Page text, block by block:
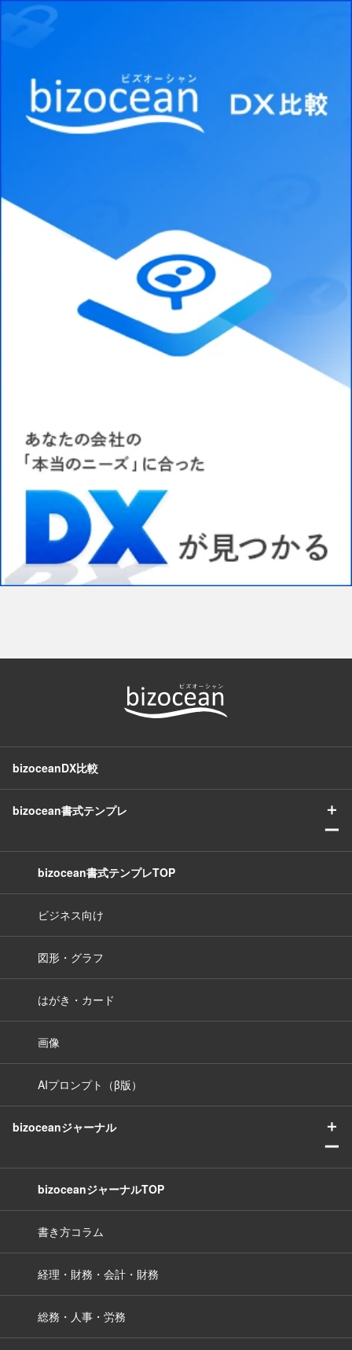
bizoceanDX比較
bizocean書式テンプレ
＋
ー
bizocean書式テンプレTOP
ビジネス向け
図形・グラフ
はがき・カード
画像
AIプロンプト（β版）
bizoceanジャーナル
＋
ー
bizoceanジャーナルTOP
書き方コラム
経理・財務・会計・財務
総務・人事・労務